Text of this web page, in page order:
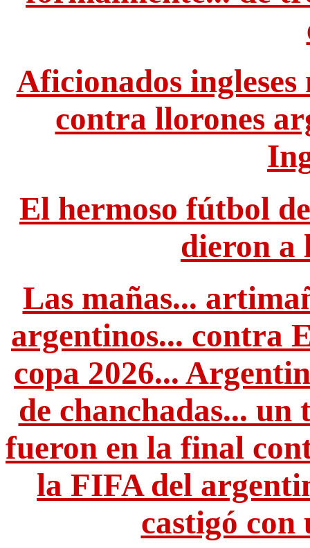
Aficionados
contra llorones
El hermoso fútbol
dieron a
Las mañas...
argentinos... contra
copa 2026...
de chanchadas... un
fueron en la final
la FIFA del
castigó